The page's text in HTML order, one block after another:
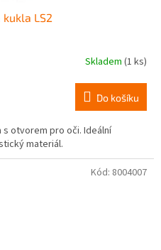
LS2
Skladem (1 ks)
Do košíku
s otvorem pro oči. Ideální
materiál.
Kód: 8004007